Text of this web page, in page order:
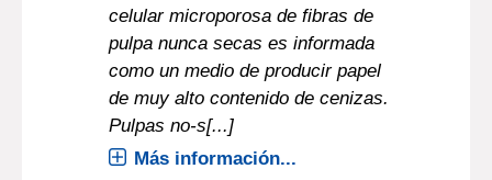
celular microporosa de fibras de
pulpa nunca secas es informada
como un medio de producir papel
de muy alto contenido de cenizas.
Pulpas no-s[...]
Más información...